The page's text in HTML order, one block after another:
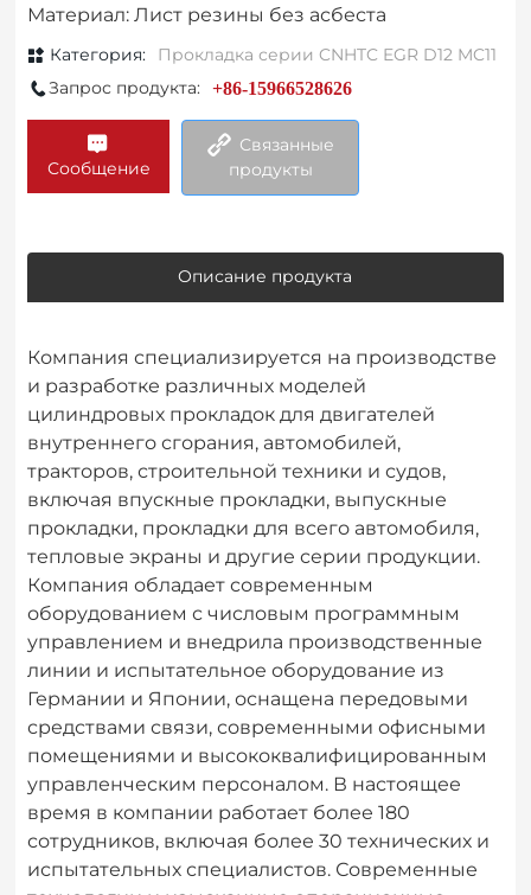
Материал: Лист резины без асбеста
Категория:
Прокладка серии CNHTC EGR D12 MC11
Запрос продукта:
+86-15966528626
Сообщение
Связанные
продукты
Описание продукта
Компания специализируется на производстве
и разработке различных моделей
цилиндровых прокладок для двигателей
внутреннего сгорания, автомобилей,
тракторов, строительной техники и судов,
включая впускные прокладки, выпускные
прокладки, прокладки для всего автомобиля,
тепловые экраны и другие серии продукции.
Компания обладает современным
оборудованием с числовым программным
управлением и внедрила производственные
линии и испытательное оборудование из
Германии и Японии, оснащена передовыми
средствами связи, современными офисными
помещениями и высококвалифицированным
управленческим персоналом. В настоящее
время в компании работает более 180
сотрудников, включая более 30 технических и
испытательных специалистов. Современные